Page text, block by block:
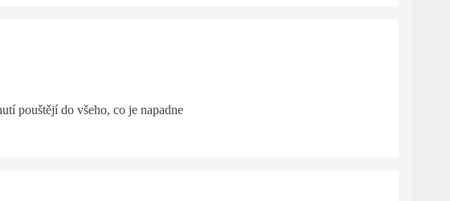
pouštějí do všeho, co je napadne